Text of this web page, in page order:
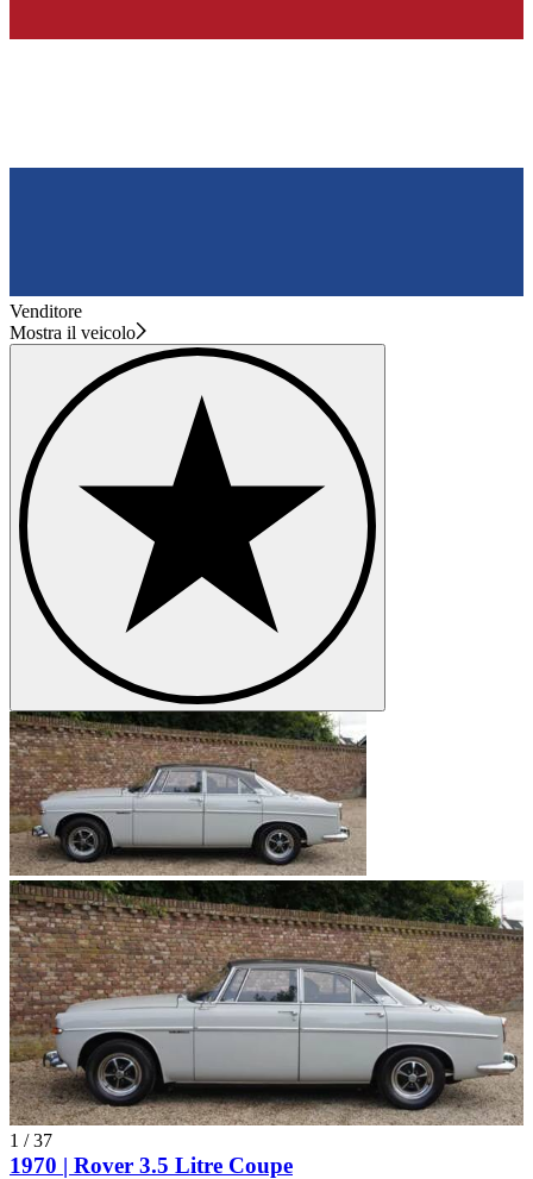
Venditore
Mostra il veicolo
1 /37
1970 | Rover 3.5 Litre Coupe